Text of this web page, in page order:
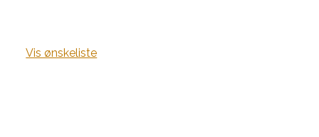
Vis ønskeliste